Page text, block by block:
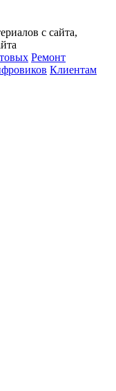
с сайта,
Ремонт
Клиентам